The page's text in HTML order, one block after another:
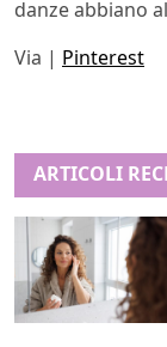
danze abbiano
Via | Pinterest
ARTICOLI